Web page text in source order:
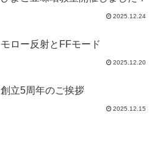
2025.12.24
モロー反射とFFモード
2025.12.20
創立5周年のご挨拶
2025.12.15